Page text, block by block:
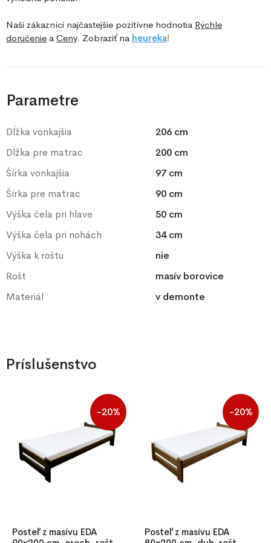
Naši zákazníci najčastejšie pozitívne hodnotia Rýchle
doručenie a Ceny. Zobraziť na heureka!
Parametre
Dĺžka vonkajšia
206 cm
Dĺžka pre matrac
200 cm
Šírka vonkajšia
97 cm
Šírka pre matrac
90 cm
Výška čela pri hlave
50 cm
Výška čela pri nohách
34 cm
Výška k roštu
nie
Rošt
masív borovice
Materiál
v demonte
Príslušenstvo
-20%
Posteľ z masívu EDA
-20%
Posteľ z masívu EDA